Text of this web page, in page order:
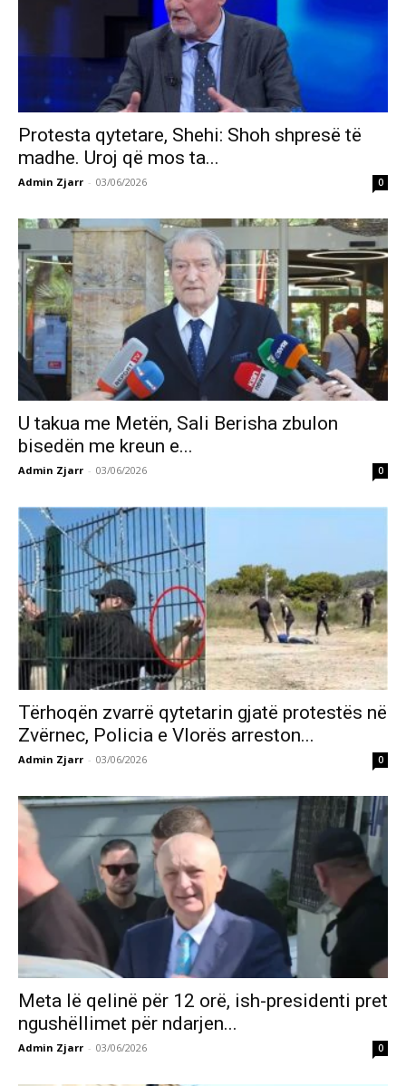
Protesta qytetare, Shehi: Shoh shpresë të
madhe. Uroj që mos ta...
Admin Zjarr - 03/06/2026 0
U takua me Metën, Sali Berisha zbulon
bisedën me kreun e...
Admin Zjarr - 03/06/2026 0
Tërhoqën zvarrë qytetarin gjatë protestës në
Zvërnec, Policia e Vlorës arreston...
Admin Zjarr - 03/06/2026 0
Meta lë qelinë për 12 orë, ish-presidenti pret
ngushëllimet për ndarjen...
Admin Zjarr - 03/06/2026 0